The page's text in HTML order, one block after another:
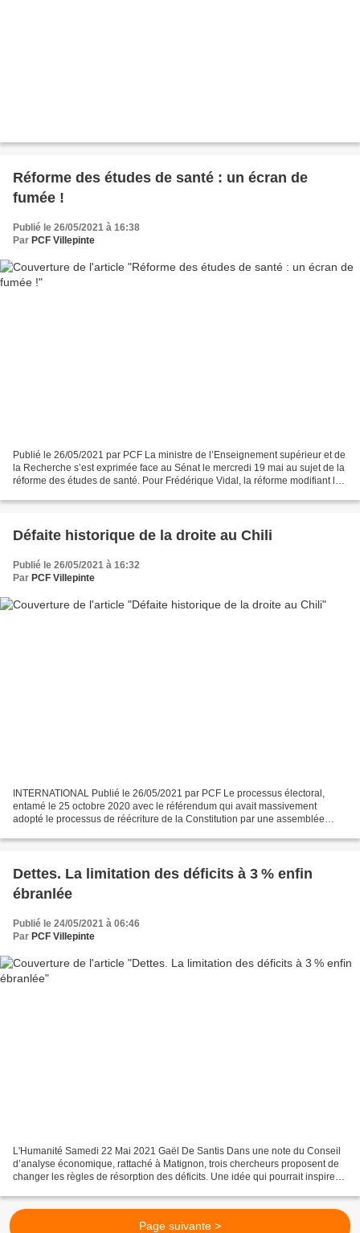
Réforme des études de santé : un écran de
fumée !
Publié le 26/05/2021 à 16:38
Par PCF Villepinte
Publié le 26/05/2021 par PCF La ministre de l’Enseignement supérieur et de
la Recherche s’est exprimée face au Sénat le mercredi 19 mai au sujet de la
réforme des études de santé. Pour Frédérique Vidal, la réforme modifiant les
Défaite historique de la droite au Chili
Publié le 26/05/2021 à 16:32
Par PCF Villepinte
INTERNATIONAL Publié le 26/05/2021 par PCF Le processus électoral,
entamé le 25 octobre 2020 avec le référendum qui avait massivement
adopté le processus de réécriture de la Constitution par une assemblée
Dettes. La limitation des déficits à 3 % enfin
ébranlée
Publié le 24/05/2021 à 06:46
Par PCF Villepinte
L'Humanité Samedi 22 Mai 2021 Gaël De Santis Dans une note du Conseil
d’analyse économique, rattaché à Matignon, trois chercheurs proposent de
changer les règles de résorption des déficits. Une idée qui pourrait inspirer
Page suivante >